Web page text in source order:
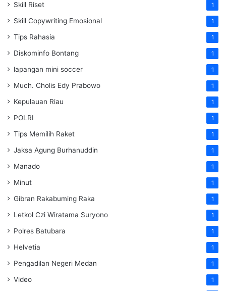
Skill Riset 1
Skill Copywriting Emosional 1
Tips Rahasia 1
Diskominfo Bontang 1
lapangan mini soccer 1
Much. Cholis Edy Prabowo 1
Kepulauan Riau 1
POLRI 1
Tips Memilih Raket 1
Jaksa Agung Burhanuddin 1
Manado 1
Minut 1
Gibran Rakabuming Raka 1
Letkol Czi Wiratama Suryono 1
Polres Batubara 1
Helvetia 1
Pengadilan Negeri Medan 1
Video 1